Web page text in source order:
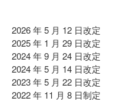
2026 年 5 月 12 日改定
2025 年 1 月 29 日改定
2024 年 9 月 24 日改定
2024 年 5 月 14 日改定
2023 年 5 月 22 日改定
2022 年 11 月 8 日制定